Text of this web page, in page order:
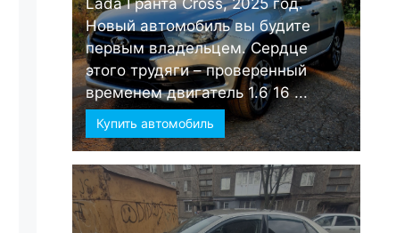
Lada Гранта Cross, 2025 год.
Новый автомобиль вы будите
первым владельцем. Сердце
этого трудяги – проверенный
временем двигатель 1.6 16 ...
Купить автомобиль